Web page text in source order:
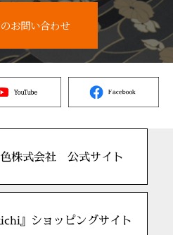
お問い合わせ